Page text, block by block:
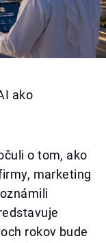
ako
o tom, ako
marketing
rokov bude